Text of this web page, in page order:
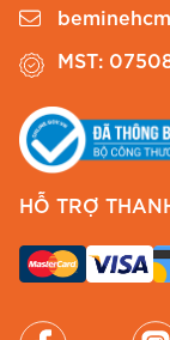
Phong cách
MST:
HỖ TRỢ